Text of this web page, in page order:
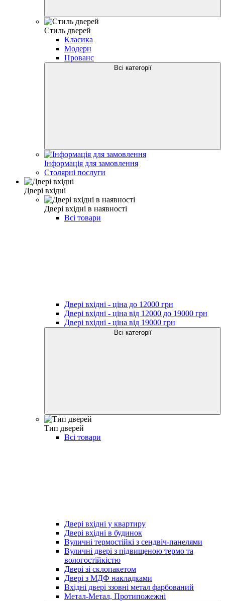
Стиль дверей
Класика
Модерн
Прованс
Всі категорії
Інформація для замовлення
Столярні послуги
Двері вхідні
Двері вхідні в наявності
Всі товари
Двері вхідні - ціна до 12000 грн
Двері вхідні - ціна від 12000 до 19000 грн
Двері вхідні - ціна від 19000 грн
Всі категорії
Тип дверей
Всі товари
Двері вхідні у квартиру
Двері вхідні в будинок
Вуличні термостійкі з сендвіч-панелями
Вуличні двері з підвищеною термо та
вологостійкістю
Двері зі склопакетом
Двері з МДФ накладками
Вхідні двері ззовні метал фарбований
Метал-Метал, Протипожежні